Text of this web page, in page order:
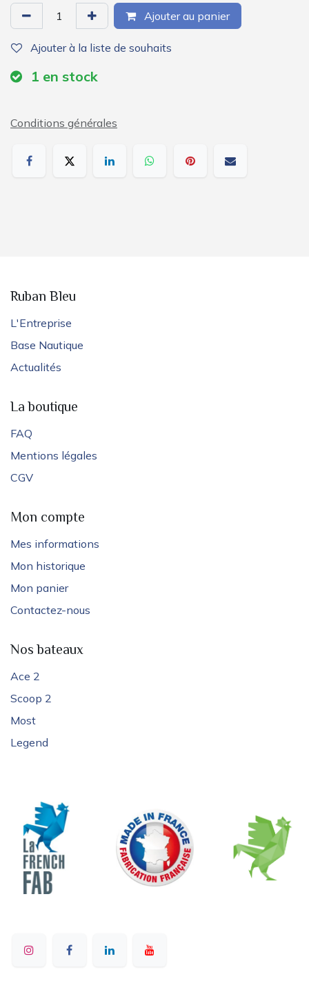
Ajouter au panier
Ajouter à la liste de souhaits
1 en stock
Conditions générales
Ruban Bleu
L'Entreprise
Base Nautique
Actualités
La boutique
FAQ
Mentions légales
CGV
Mon compte
Mes informations
Mon historique
Mon panier
Contactez-nous
Nos bateaux
Ace 2
Scoop 2
Most
Legend